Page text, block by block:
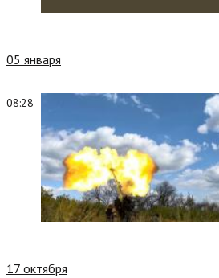
05 января
08:28
17 октября